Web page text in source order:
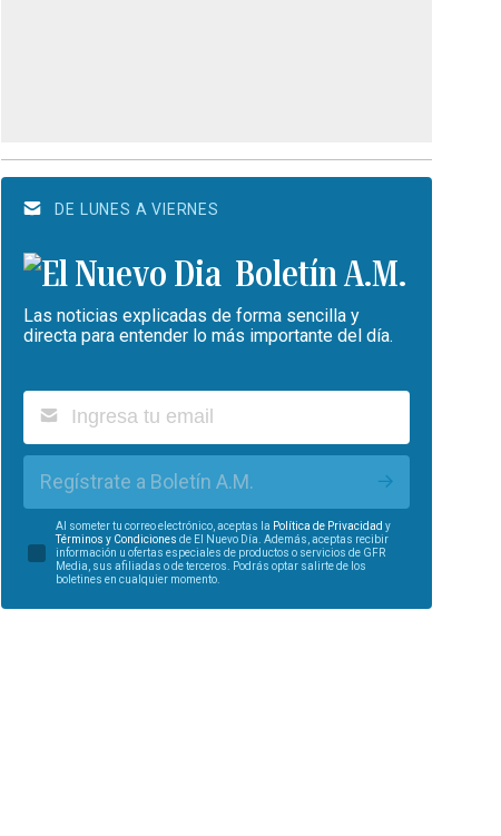
DE LUNES A VIERNES
Boletín A.M.
Las noticias explicadas de forma sencilla y
directa para entender lo más importante del día.
Regístrate a Boletín A.M.
Al someter tu correo electrónico, aceptas la Política de Privacidad y
Términos y Condiciones de El Nuevo Día. Además, aceptas recibir
información u ofertas especiales de productos o servicios de GFR
Media, sus afiliadas o de terceros. Podrás optar salirte de los
boletines en cualquier momento.